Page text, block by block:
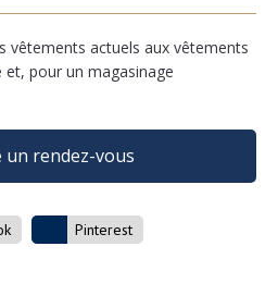
vêtements actuels aux vêtements
pour un magasinage
un rendez-vous
Pinterest